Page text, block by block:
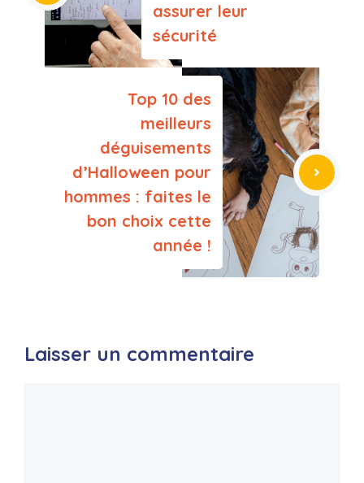
assurer leur
sécurité
Top 10 des
meilleurs
déguisements
d’Halloween pour
hommes : faites le
bon choix cette
année !
Laisser un commentaire